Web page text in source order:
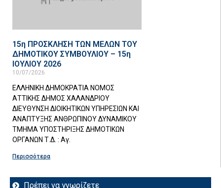
15η ΠΡΟΣΚΛΗΣΗ ΤΩΝ ΜΕΛΩΝ ΤΟΥ
ΔΗΜΟΤΙΚΟΥ ΣΥΜΒΟΥΛΙΟΥ – 15η
ΙΟΥΛΙΟΥ 2026
10/07/2026
ΕΛΛΗΝΙΚΗ ΔΗΜΟΚΡΑΤΙΑ ΝΟΜΟΣ
ΑΤΤΙΚΗΣ ΔΗΜΟΣ ΧΑΛΑΝΔΡΙΟΥ
ΔΙΕΥΘΥΝΣΗ ΔΙΟΙΚΗΤΙΚΩΝ ΥΠΗΡΕΣΙΩΝ ΚΑΙ
ΑΝΑΠΤΥΞΗΣ ΑΝΘΡΩΠΙΝΟΥ ΔΥΝΑΜΙΚΟΥ
ΤΜΗΜΑ ΥΠΟΣΤΗΡΙΞΗΣ ΔΗΜΟΤΙΚΩΝ
ΟΡΓΑΝΩΝ Τ.Δ. : Αγ.
Περισσότερα
Πρέπει να γνωρίζετε